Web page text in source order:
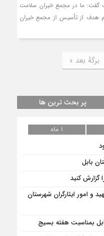
گفت: ما در مجمع خیران سلامت
هدف از تأسیس از مجمع خیران
برگهٔ بعد »
پر بحث ترین ها
۱ ماه
بابل
کنید
و امور ایثارگران شهرستان
بمناسبت هفته بسیج